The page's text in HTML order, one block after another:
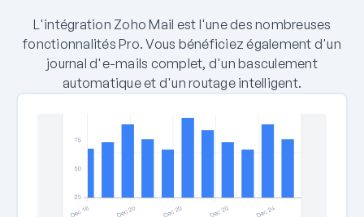
L'intégration Zoho Mail est l'une des nombreuses
fonctionnalités Pro. Vous bénéficiez également d'un
journal d'e-mails complet, d'un basculement
automatique et d'un routage intelligent.